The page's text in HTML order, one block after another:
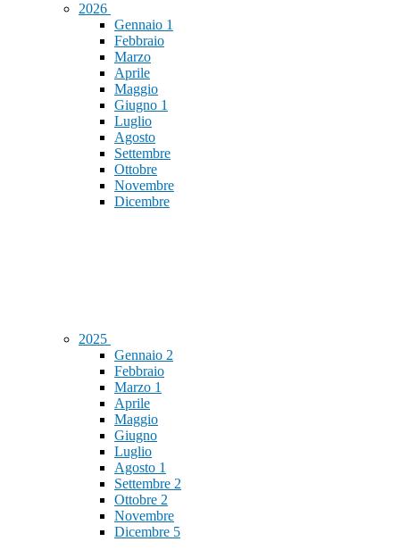
2026
Gennaio 1
Febbraio
Marzo
Aprile
Maggio
Giugno 1
Luglio
Agosto
Settembre
Ottobre
Novembre
Dicembre
2025
Gennaio 2
Febbraio
Marzo 1
Aprile
Maggio
Giugno
Luglio
Agosto 1
Settembre 2
Ottobre 2
Novembre
Dicembre 5